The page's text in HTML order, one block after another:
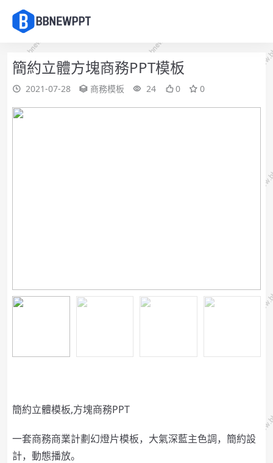
簡約立體方塊商務PPT模板
2021-07-28 商務模板 24 0 0
簡約立體模板,方塊商務PPT
一套商務商業計劃幻燈片模板，大氣深藍主色調，簡約設
計，動態播放。